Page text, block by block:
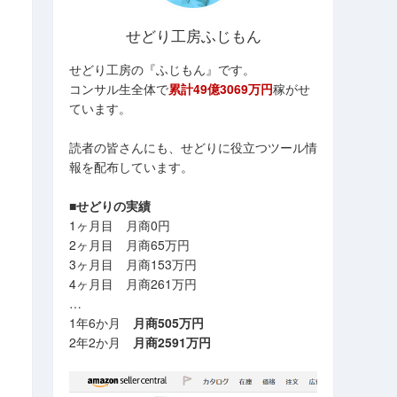
せどり工房ふじもん
せどり工房の『ふじもん』です。
コンサル生全体で累計49億3069万円稼がせ
ています。
読者の皆さんにも、せどりに役立つツール情
報を配布しています。
■せどりの実績
1ヶ月目 月商0円
2ヶ月目 月商65万円
3ヶ月目 月商153万円
4ヶ月目 月商261万円
…
1年6か月 月商505万円
2年2か月 月商2591万円